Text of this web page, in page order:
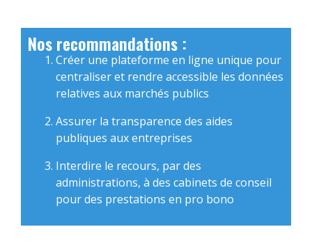
Nos recommandations :
Créer une plateforme en ligne unique pour
centraliser et rendre accessible les données
relatives aux marchés publics
Assurer la transparence des aides
publiques aux entreprises
Interdire le recours, par des
administrations, à des cabinets de conseil
pour des prestations en pro bono